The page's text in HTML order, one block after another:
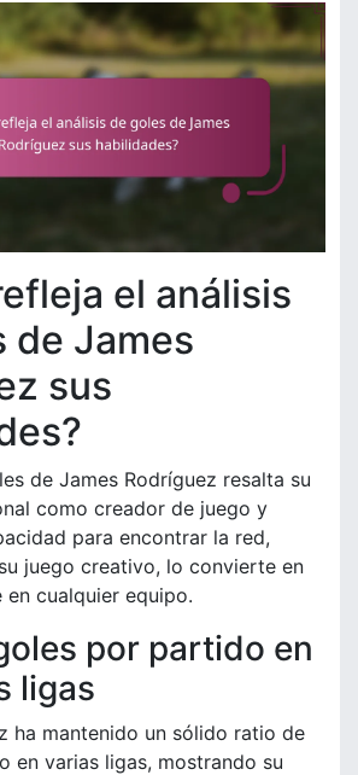
el análisis
de James
sus
de James Rodríguez resalta su
como creador de juego y
para encontrar la red,
juego creativo, lo convierte en
cualquier equipo.
por partido en
ligas
ha mantenido un sólido ratio de
en varias ligas, mostrando su